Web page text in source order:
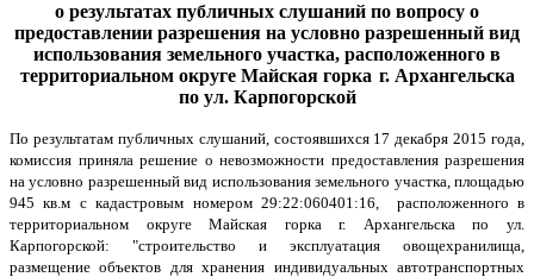
о результатах публичных слушаний по вопросу о
предоставлении разрешения на условно разрешенный вид
использования земельного участка, расположенного в
территориальном округе Майская горка г. Архангельска
по ул. Карпогорской
По результатам публичных слушаний, состоявшихся 17 декабря 2015 года,
комиссия приняла решение о невозможности предоставления разрешения
на условно разрешенный вид использования земельного участка, площадью
945 кв.м с кадастровым номером 29:22:060401:16, расположенного в
территориальном округе Майская горка г. Архангельска по ул.
Карпогорской: "строительство и эксплуатация овощехранилища,
размещение объектов для хранения индивидуальных автотранспортных